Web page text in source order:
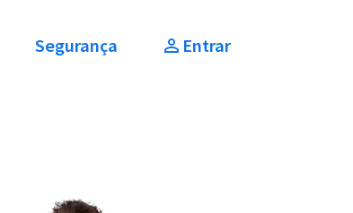
Segurança Entrar